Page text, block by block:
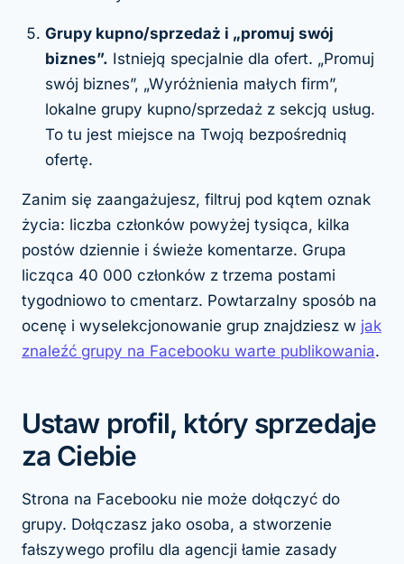
Grupy kupno/sprzedaż i „promuj swój
biznes”. Istnieją specjalnie dla ofert. „Promuj
swój biznes”, „Wyróżnienia małych firm”,
lokalne grupy kupno/sprzedaż z sekcją usług.
To tu jest miejsce na Twoją bezpośrednią
ofertę.
Zanim się zaangażujesz, filtruj pod kątem oznak
życia: liczba członków powyżej tysiąca, kilka
postów dziennie i świeże komentarze. Grupa
licząca 40 000 członków z trzema postami
tygodniowo to cmentarz. Powtarzalny sposób na
ocenę i wyselekcjonowanie grup znajdziesz w jak
znaleźć grupy na Facebooku warte publikowania.
Ustaw profil, który sprzedaje
za Ciebie
Strona na Facebooku nie może dołączyć do
grupy. Dołączasz jako osoba, a stworzenie
fałszywego profilu dla agencji łamie zasady